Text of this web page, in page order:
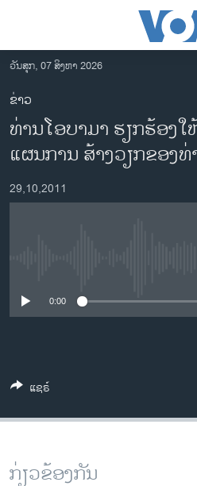
ເຂົ້າ
ຫາ
ຂ້າມ
ຂ້າມ
ຂ້າມ
ໄປ
ຫາ
ຊອກ
ລາວ
ອາເມຣິກາ
ການເລືອກຕັ້ງ ປະທານາທີບໍດີ ສະຫະລັດ
ຂ່າວ​ຈີນ
ຊີວິດຊາວລາວ
ທຸລະກິດ
ພາສາອັງກິດ
ວັນສຸກ, 07 ສິງຫາ 2026
ຂ່າວ
ທ່ານໂອບາມາ ຮຽກຮ້ອງ
ແຜນການ ສ້າງວຽກຂອງ
29,10,2011
0:00
ແຊຣ໌
ກ່ຽວຂ້ອງກັນ